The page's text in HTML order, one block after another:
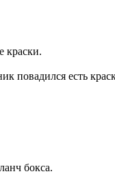
краски.
есть
бокса.